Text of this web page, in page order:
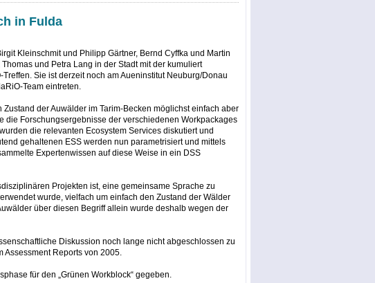
in Fulda
Kleinschmit und Philipp Gärtner, Bernd Cyffka und Martin
und Petra Lang in der Stadt mit der kumuliert
Sie ist derzeit noch am Aueninstitut Neuburg/Donau
Team eintreten.
der Auwälder im Tarim-Becken möglichst einfach aber
Forschungsergebnisse der verschiedenen Workpackages
die relevanten Ecosystem Services diskutiert und
gehaltenen ESS werden nun parametrisiert und mittels
Expertenwissen auf diese Weise in ein DSS
Projekten ist, eine gemeinsame Sprache zu
wurde, vielfach um einfach den Zustand der Wälder
über diesen Begriff allein wurde deshalb wegen der
Diskussion noch lange nicht abgeschlossen zu
Assessment Reports von 2005.
für den „Grünen Workblock“ gegeben.